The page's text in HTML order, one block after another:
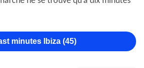
minutes Ibiza (45)